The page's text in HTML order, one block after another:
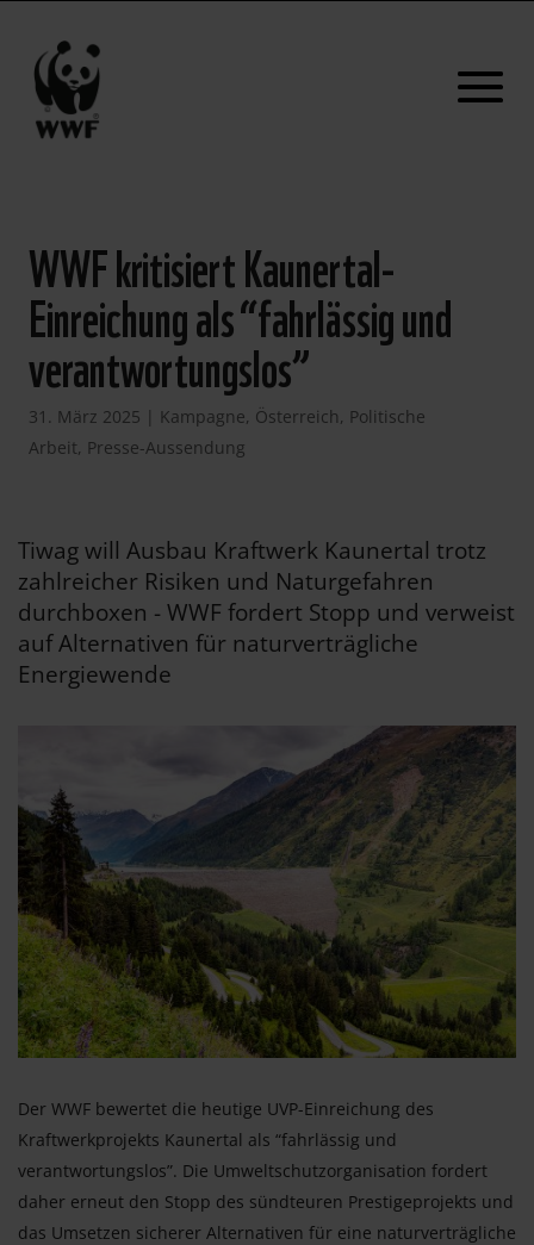
WWF kritisiert Kaunertal-
Einreichung als “fahrlässig und
verantwortungslos”
31. März 2025 | Kampagne, Österreich, Politische
Arbeit, Presse-Aussendung
Tiwag will Ausbau Kraftwerk Kaunertal trotz
zahlreicher Risiken und Naturgefahren
durchboxen - WWF fordert Stopp und verweist
auf Alternativen für naturverträgliche
Energiewende
Der WWF bewertet die heutige UVP-Einreichung des
Kraftwerkprojekts Kaunertal als “fahrlässig und
verantwortungslos”. Die Umweltschutzorganisation fordert
daher erneut den Stopp des sündteuren Prestigeprojekts und
das Umsetzen sicherer Alternativen für eine naturverträgliche